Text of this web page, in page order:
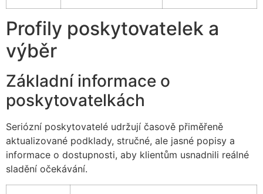
Profily poskytovatelek a
výběr
Základní informace o
poskytovatelkách
Seriózní poskytovatelé udržují časově přiměřeně
aktualizované podklady, stručné, ale jasné popisy a
informace o dostupnosti, aby klientům usnadnili reálné
sladění očekávání.